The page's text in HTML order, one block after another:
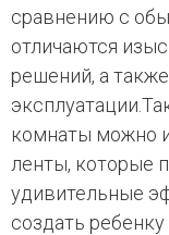
сравнению с
отличаются
решений, а
комнаты можно
ленты, которые
удивительные
создать